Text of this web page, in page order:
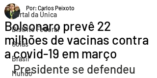
Portal da Única
Distrito Federal
Goiás
Brasil
Mundo
Bolsonaro prevê 22
milhões de vacinas contra
a covid-19 em março
Por: Carlos Peixoto
Presidente se defendeu